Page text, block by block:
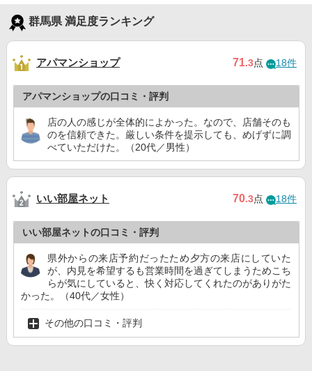
群馬県 満足度ランキング
アパマンショップ 71.3点 18件
アパマンショップの口コミ・評判
店の人の感じが全体的によかった。なので、店舗そのも
のを信頼できた。厳しい条件を提示しても、めげずに調
べていただけた。（20代／男性）
いい部屋ネット 70.3点 18件
いい部屋ネットの口コミ・評判
県外からの来店予約だったため夕方の来店にしていた
が、内見を希望するも営業時間を過ぎてしまうためこち
らが気にしていると、快く対応してくれたのがありがた
かった。（40代／女性）
その他の口コミ・評判